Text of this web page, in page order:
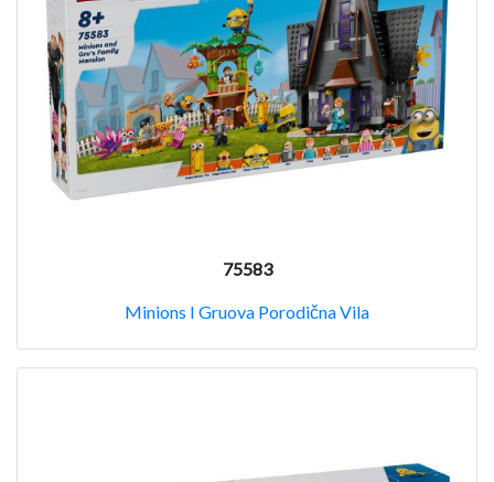
75583
Minions I Gruova Porodična Vila